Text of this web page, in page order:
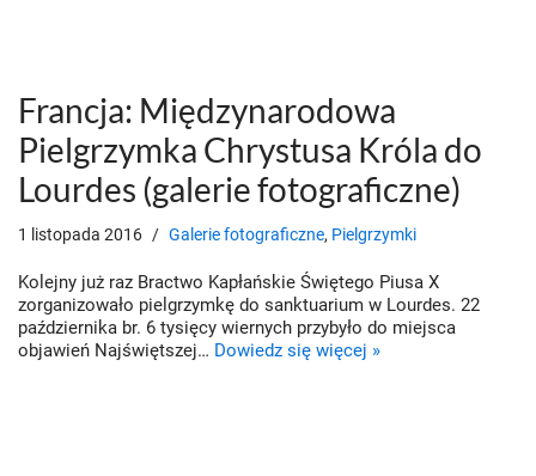
Francja: Międzynarodowa
Pielgrzymka Chrystusa Króla do
Lourdes (galerie fotograficzne)
1 listopada 2016 Galerie fotograficzne, Pielgrzymki
Kolejny już raz Bractwo Kapłańskie Świętego Piusa X
zorganizowało pielgrzymkę do sanktuarium w Lourdes. 22
października br. 6 tysięcy wiernych przybyło do miejsca
objawień Najświętszej… Dowiedz się więcej »